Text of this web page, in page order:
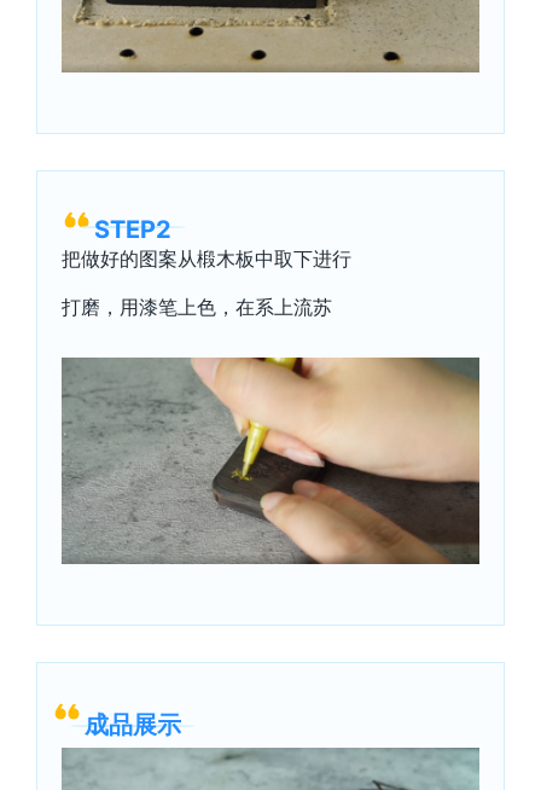
STEP2
把做好的图案从椴木板中取下进行
打磨，用漆笔上色，在系上流苏
成品展示